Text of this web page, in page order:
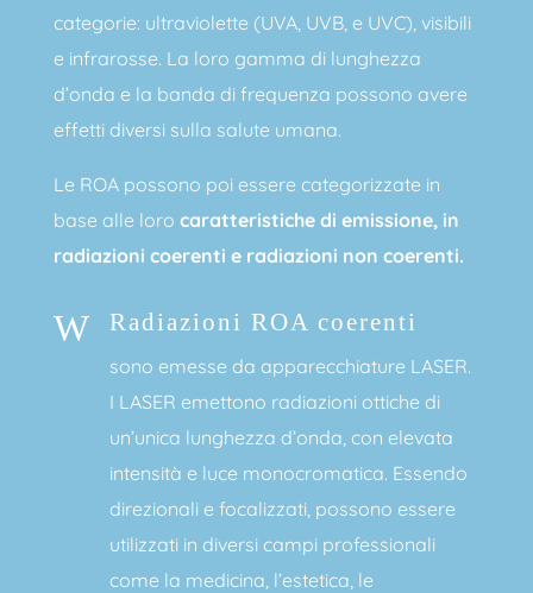
categorie: ultraviolette (UVA, UVB, e UVC), visibili
e infrarosse. La loro gamma di lunghezza
d’onda e la banda di frequenza possono avere
effetti diversi sulla salute umana.
Le ROA possono poi essere categorizzate in
base alle loro caratteristiche di emissione, in
radiazioni coerenti e radiazioni non coerenti.
W Radiazioni ROA coerenti
sono emesse da apparecchiature LASER.
I LASER emettono radiazioni ottiche di
un’unica lunghezza d’onda, con elevata
intensità e luce monocromatica. Essendo
direzionali e focalizzati, possono essere
utilizzati in diversi campi professionali
come la medicina, l’estetica, le